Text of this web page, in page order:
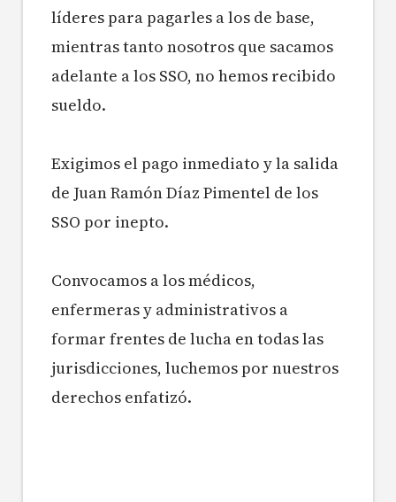
líderes para pagarles a los de base,
mientras tanto nosotros que sacamos
adelante a los SSO, no hemos recibido
sueldo.
Exigimos el pago inmediato y la salida
de Juan Ramón Díaz Pimentel de los
SSO por inepto.
Convocamos a los médicos,
enfermeras y administrativos a
formar frentes de lucha en todas las
jurisdicciones, luchemos por nuestros
derechos enfatizó.